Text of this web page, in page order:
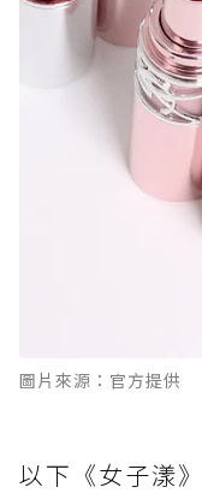
圖片來源：官方提供
以下《女子漾